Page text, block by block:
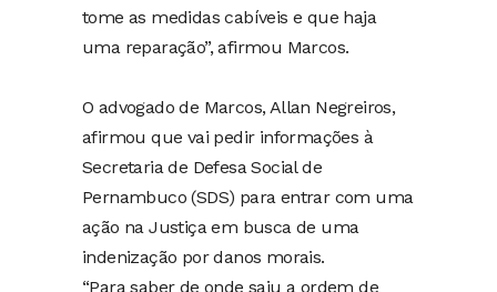
tome as medidas cabíveis e que haja
uma reparação”, afirmou Marcos.
O advogado de Marcos, Allan Negreiros,
afirmou que vai pedir informações à
Secretaria de Defesa Social de
Pernambuco (SDS) para entrar com uma
ação na Justiça em busca de uma
indenização por danos morais.
“Para saber de onde saiu a ordem de